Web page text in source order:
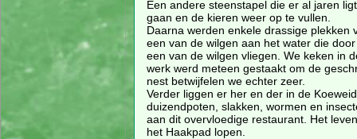
Een andere steenstapel die er al jaren
gaan en de kieren weer op te vullen.
Daarna werden enkele drassige
een van de wilgen aan het water die
een van de wilgen vliegen. We keken in
werk werd meteen gestaakt om de
nest betwijfelen we echter zeer.
Verder liggen er her en der in de
duizendpoten, slakken, wormen en
aan dit overvloedige restaurant. Het
het Haakpad lopen.